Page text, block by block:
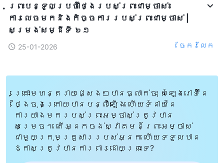
ព្រះបន្ទូលប្រចាំថ្ងៃរបស់ព្រះជាម្ចាស់៖
ការលេចមកនិងកិច្ចការរបស់ព្រះជាម្ចាស់ |
សម្រង់​សម្ដីទី ៦១
25-01-2026 ចែក​រំលែក
គ្រោះមហន្តរាយផ្សេងៗបានធ្លាក់ចុះ សំឡេងរោទិ៍នៃ
ថ្ងៃចុងក្រោយបានបន្លឺឡើង ហើយទំនាយនៃ
ការយាងមករបស់ព្រះអម្ចាស់ត្រូវបាន
សម្រេច។ តើអ្នកចង់ស្វាគមន៍ព្រះអម្ចាស់
ជាមួយក្រុមគ្រួសាររបស់អ្នក ហើយទទួលបាន
ឱកាសត្រូវបានការពារដោយព្រះទេ?